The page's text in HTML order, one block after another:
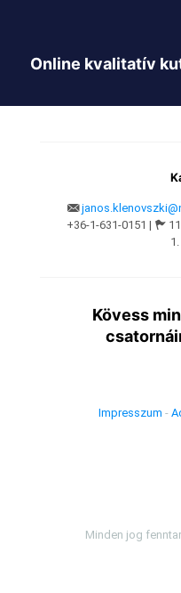
Online kvalitatív
+36-1-631-0151 |
Kövess
Impresszum -
Minden jog